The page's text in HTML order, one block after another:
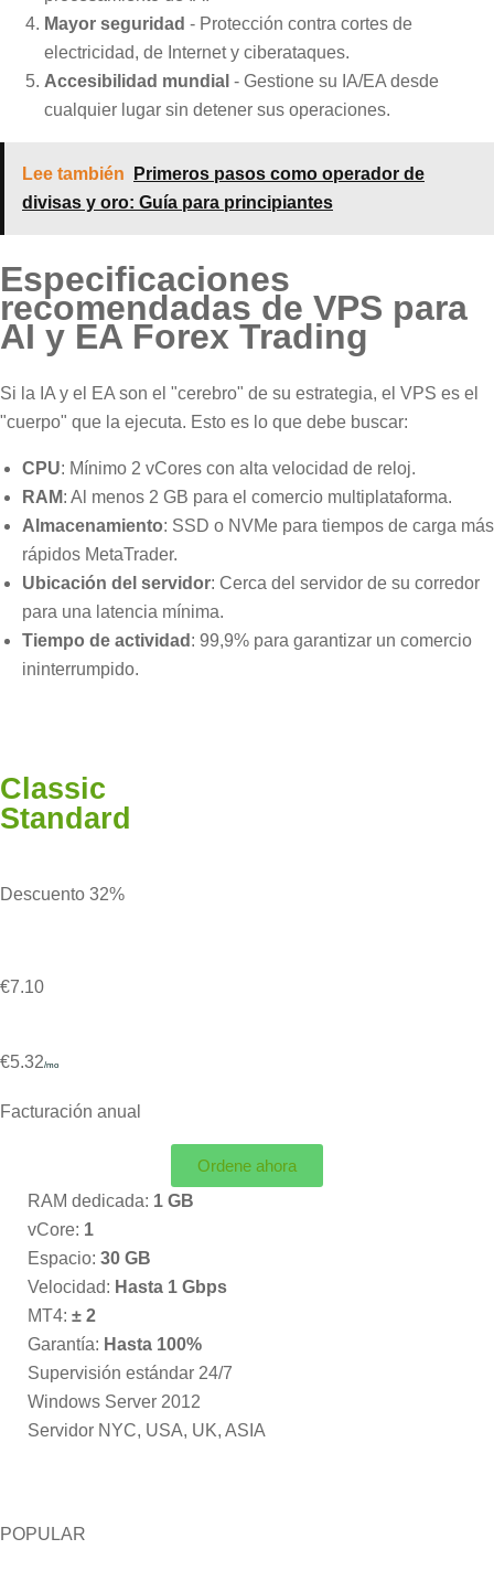
Mayor seguridad - Protección contra cortes de
electricidad, de Internet y ciberataques.
Accesibilidad mundial - Gestione su IA/EA desde
cualquier lugar sin detener sus operaciones.
Lee también
Primeros pasos como operador de
divisas y oro: Guía para principiantes
Especificaciones
recomendadas de VPS para
AI y EA Forex Trading
Si la IA y el EA son el "cerebro" de su estrategia, el VPS es el
"cuerpo" que la ejecuta. Esto es lo que debe buscar:
CPU: Mínimo 2 vCores con alta velocidad de reloj.
RAM: Al menos 2 GB para el comercio multiplataforma.
Almacenamiento: SSD o NVMe para tiempos de carga más
rápidos MetaTrader.
Ubicación del servidor: Cerca del servidor de su corredor
para una latencia mínima.
Tiempo de actividad : 99,9% para garantizar un comercio
ininterrumpido.
Classic
Standard
Descuento 32%
€7.10
€5.32/mo
Facturación anual
Ordene ahora
RAM dedicada: 1 GB
vCore: 1
Espacio: 30 GB
Velocidad: Hasta 1 Gbps
MT4: ± 2
Garantía: Hasta 100%
Supervisión estándar 24/7
Windows Server 2012
Servidor NYC, USA, UK, ASIA
POPULAR